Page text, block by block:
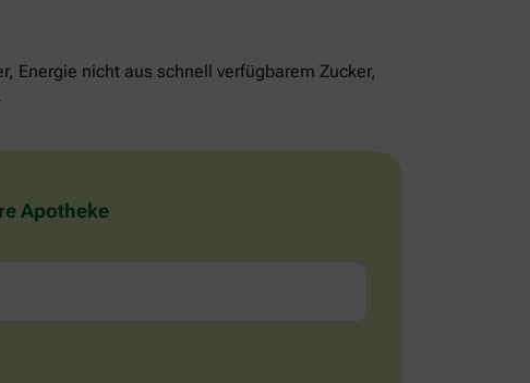
Energie nicht aus schnell verfügbarem Zucker,
Apotheke